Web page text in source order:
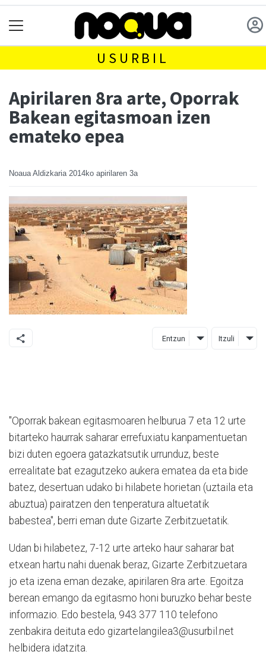
USURBIL
Apirilaren 8ra arte, Oporrak
Bakean egitasmoan izen
emateko epea
Noaua Aldizkaria 2014ko apirilaren 3a
Entzun Itzuli
"Oporrak bakean egitasmoaren helburua 7 eta 12 urte
bitarteko haurrak saharar errefuxiatu kanpamentuetan
bizi duten egoera gatazkatsutik urrunduz, beste
errealitate bat ezagutzeko aukera ematea da eta bide
batez, desertuan udako bi hilabete horietan (uztaila eta
abuztua) pairatzen den tenperatura altuetatik
babestea", berri eman dute Gizarte Zerbitzuetatik.
Udan bi hilabetez, 7-12 urte arteko haur saharar bat
etxean hartu nahi duenak beraz, Gizarte Zerbitzuetara
jo eta izena eman dezake, apirilaren 8ra arte. Egoitza
berean emango da egitasmo honi buruzko behar beste
informazio. Edo bestela, 943 377 110 telefono
zenbakira deituta edo gizartelangilea3@usurbil.net
helbidera idatzita.